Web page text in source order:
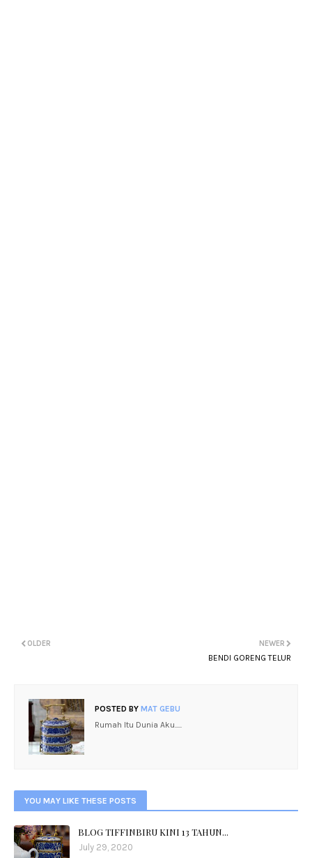
NEWER
BENDI GORENG TELUR
OLDER
POSTED BY MAT GEBU
Rumah Itu Dunia Aku.....
YOU MAY LIKE THESE POSTS
BLOG TIFFINBIRU KINI 13 TAHUN...
July 29, 2020